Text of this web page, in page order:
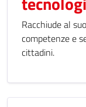
Racchiude al
competenze e
cittadini.